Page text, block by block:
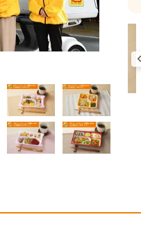
普通食
朝食（パンセット）
355円(1食分/税込)